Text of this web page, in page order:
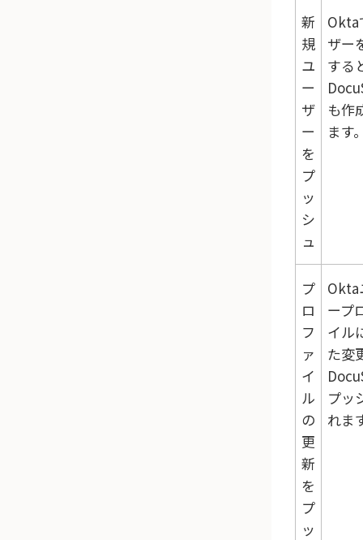
新
規
ユ
ー
ザ
ー
を
プ
ッ
シ
ュ
Okta
ザー
する
も作
ます
プ
ロ
フ
ァ
イ
ル
の
更
新
を
プ
ッ
Okta
ープ
イル
た変
プッ
れま